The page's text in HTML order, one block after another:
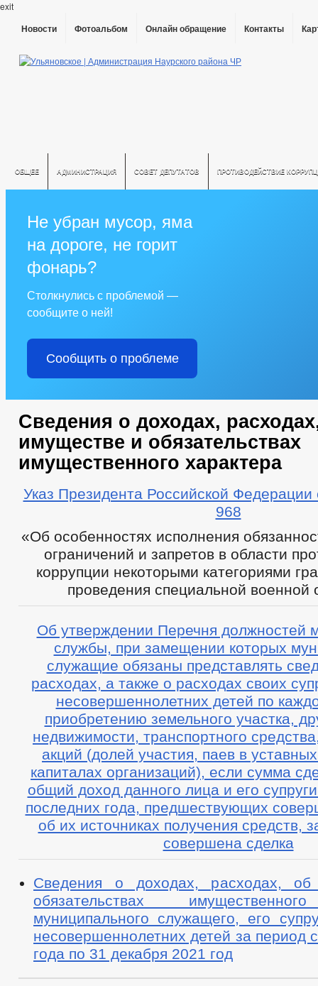
exit
Новости Фотоальбом Онлайн обращение Контакты
ОБЩЕЕ АДМИНИСТРАЦИЯ СОВЕТ ДЕПУТАТОВ ПРОТИВОДЕЙСТВИЕ
Не убран мусор, яма
на дороге, не горит
фонарь?
Столкнулись с проблемой —
сообщите о ней!
Сообщить о проблеме
Сведения о доходах,
имуществе и обязательствах
имущественного характера
Указ Президента Российской
968
«Об особенностях исполнения
ограничений и запретов в области
коррупции некоторыми категориями
проведения специальной военной
Об утверждении Перечня должностей
службы, при замещении которых
служащие обязаны представлять
расходах, а также о расходах своих
несовершеннолетних детей по
приобретению земельного участка,
недвижимости, транспортного
акций (долей участия, паев в
капиталах организаций), если сумма
общий доход данного лица и его
последних года, предшествующих
об их источниках получения средств,
совершена сделка
Сведения о доходах, расходах,
обязательствах
муниципального служащего, его
несовершеннолетних детей за период
года по 31 декабря 2021 год